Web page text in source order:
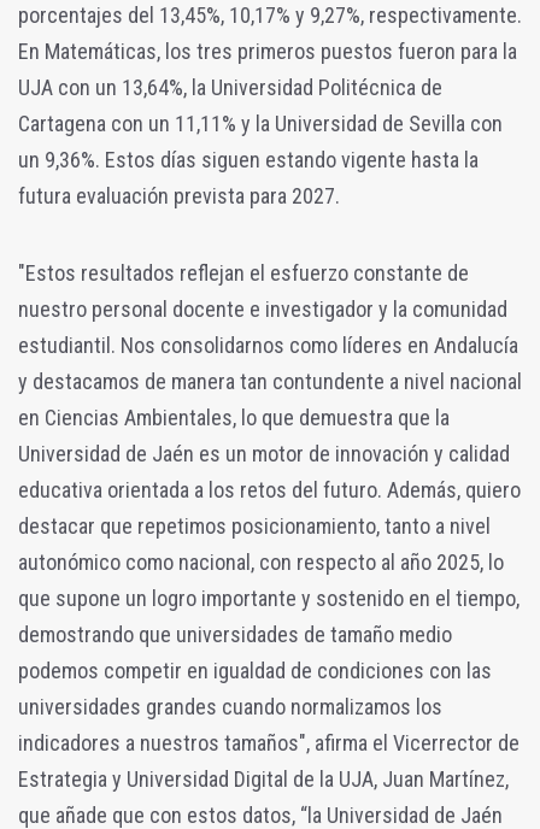
porcentajes del 13,45%, 10,17% y 9,27%, respectivamente.
En Matemáticas, los tres primeros puestos fueron para la
UJA con un 13,64%, la Universidad Politécnica de
Cartagena con un 11,11% y la Universidad de Sevilla con
un 9,36%. Estos días siguen estando vigente hasta la
futura evaluación prevista para 2027.
"Estos resultados reflejan el esfuerzo constante de
nuestro personal docente e investigador y la comunidad
estudiantil. Nos consolidarnos como líderes en Andalucía
y destacamos de manera tan contundente a nivel nacional
en Ciencias Ambientales, lo que demuestra que la
Universidad de Jaén es un motor de innovación y calidad
educativa orientada a los retos del futuro. Además, quiero
destacar que repetimos posicionamiento, tanto a nivel
autonómico como nacional, con respecto al año 2025, lo
que supone un logro importante y sostenido en el tiempo,
demostrando que universidades de tamaño medio
podemos competir en igualdad de condiciones con las
universidades grandes cuando normalizamos los
indicadores a nuestros tamaños", afirma el Vicerrector de
Estrategia y Universidad Digital de la UJA, Juan Martínez,
que añade que con estos datos, “la Universidad de Jaén